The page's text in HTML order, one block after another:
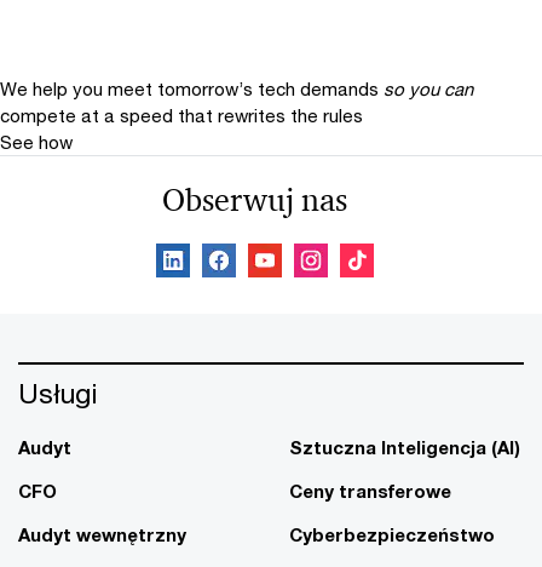
We help you meet tomorrow’s tech demands so you can
compete at a speed that rewrites the rules
See how
Obserwuj nas
Usługi
Audyt
CFO
Audyt wewnętrzny
Sztuczna Inteligencja (AI)
Ceny transferowe
Cyberbezpieczeństwo